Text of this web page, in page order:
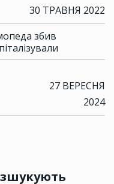
27 ВЕРЕСНЯ
2024
30 ТРАВНЯ 2022
збив